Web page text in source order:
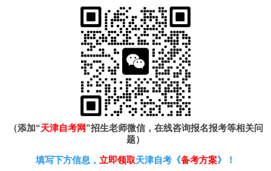
（添加“天津自考网”招生老师微信，在线咨询报名报考等相关问
题）
填写下方信息， 立即领取天津自考《备考方案》！